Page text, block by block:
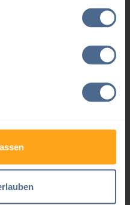
Datum
30.07.2026
€